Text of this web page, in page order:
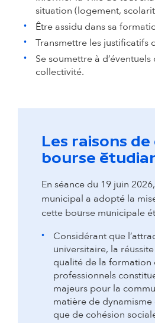
situation (logement,
Être assidu dans sa
Transmettre les justificatifs
Se soumettre à
collectivité.
Les raisons
bourse
En séance du 19 juin
municipal a adopté la
cette bourse municipale
Considérant que
universitaire, la
qualité de la formation
professionnels
majeurs pour la
matière de
que de cohésion